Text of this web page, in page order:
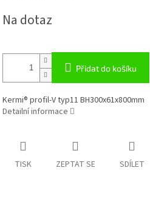
cena:
Na dotaz
Přidat do košíku
Kermi® profil-V typ11 BH300x61x800mm
Detailní informace
TISK ZEPTAT SE SDÍLET